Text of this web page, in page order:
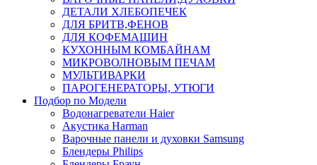
ДЕТАЛИ ХЛЕБОПЕЧЕК
ДЛЯ БРИТВ,ФЕНОВ
ДЛЯ КОФЕМАШИН
КУХОННЫМ КОМБАЙНАМ
МИКРОВОЛНОВЫМ ПЕЧАМ
МУЛЬТИВАРКИ
ПАРОГЕНЕРАТОРЫ, УТЮГИ
Подбор по Модели
Водонагреватели Haier
Акустика Harman
Варочные панели и духовки Samsung
Блендеры Philips